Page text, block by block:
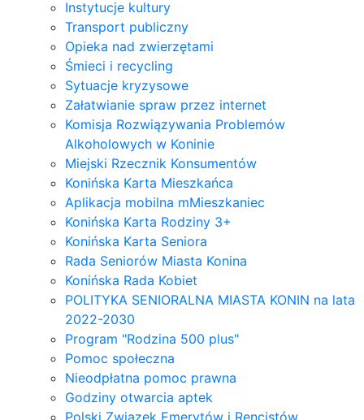
Instytucje kultury
Transport publiczny
Opieka nad zwierzętami
Śmieci i recycling
Sytuacje kryzysowe
Załatwianie spraw przez internet
Komisja Rozwiązywania Problemów
Alkoholowych w Koninie
Miejski Rzecznik Konsumentów
Konińska Karta Mieszkańca
Aplikacja mobilna mMieszkaniec
Konińska Karta Rodziny 3+
Konińska Karta Seniora
Rada Seniorów Miasta Konina
Konińska Rada Kobiet
POLITYKA SENIORALNA MIASTA KONIN na lata
2022-2030
Program "Rodzina 500 plus"
Pomoc społeczna
Nieodpłatna pomoc prawna
Godziny otwarcia aptek
Polski Związek Emerytów i Rencistów